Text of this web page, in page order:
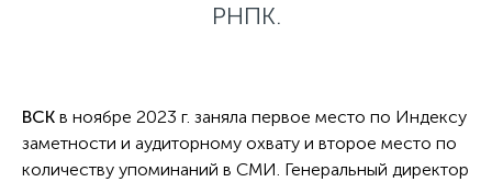
РНПК.
ВСК в ноябре 2023 г. заняла первое место по Индексу
заметности и аудиторному охвату и второе место по
количеству упоминаний в СМИ. Генеральный директор